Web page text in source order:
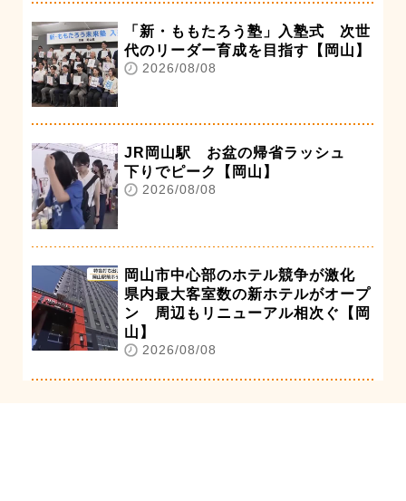
「新・ももたろう塾」入塾式 次世
代のリーダー育成を目指す【岡山】
2026/08/08
JR岡山駅 お盆の帰省ラッシュ
下りでピーク【岡山】
2026/08/08
岡山市中心部のホテル競争が激化
県内最大客室数の新ホテルがオープ
ン 周辺もリニューアル相次ぐ【岡
山】
2026/08/08